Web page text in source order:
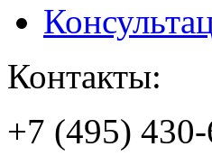
Контакты:
+7 (495)